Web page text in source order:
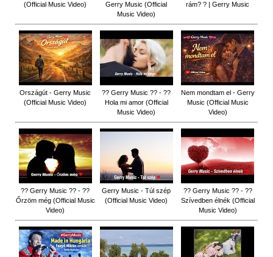
(Official Music Video)
Gerry Music (Official
Music Video)
rám? ? | Gerry Music
Országút - Gerry Music
(Official Music Video)
?? Gerry Music ?? - ??
Hola mi amor (Official
Music Video)
Nem mondtam el - Gerry
Music (Official Music
Video)
?? Gerry Music ?? - ??
Őrzöm még (Official Music
Video)
Gerry Music - Túl szép
(Official Music Video)
?? Gerry Music ?? - ??
Szívedben élnék (Official
Music Video)